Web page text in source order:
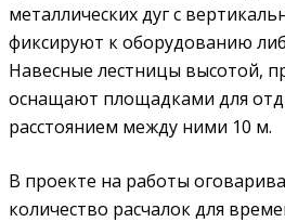
металлических дуг с
фиксируют к оборудованию
Навесные лестницы высотой,
оснащают площадками для
расстоянием между ними 10 м.
В проекте на работы
количество расчалок для